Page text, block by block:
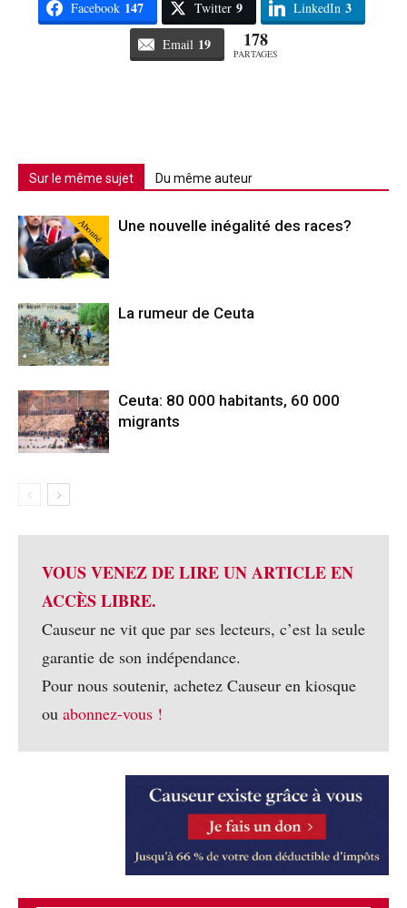
Facebook 147 Twitter 9 LinkedIn 3
Email 19 178
PARTAGES
Sur le même sujet Du même auteur
Abonné Une nouvelle inégalité des races?
La rumeur de Ceuta
Ceuta: 80 000 habitants, 60 000
migrants
VOUS VENEZ DE LIRE UN ARTICLE EN
ACCÈS LIBRE.
Causeur ne vit que par ses lecteurs, c’est la seule
garantie de son indépendance.
Pour nous soutenir, achetez Causeur en kiosque
ou abonnez-vous !